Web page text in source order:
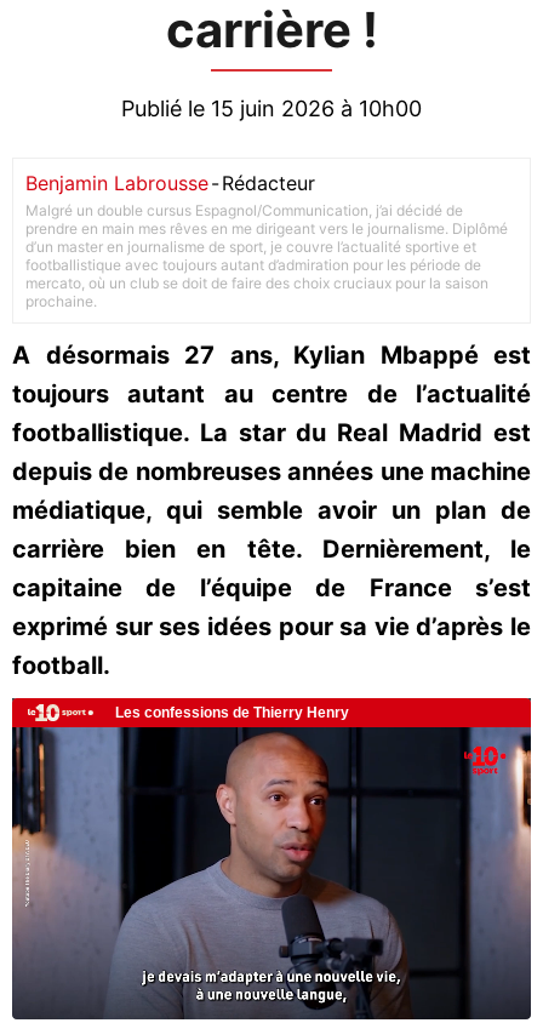
carrière !
Publié le 15 juin 2026 à 10h00
Benjamin Labrousse-Rédacteur
Malgré un double cursus Espagnol/Communication, j’ai décidé de
prendre en main mes rêves en me dirigeant vers le journalisme. Diplômé
d’un master en journalisme de sport, je couvre l’actualité sportive et
footballistique avec toujours autant d’admiration pour les période de
mercato, où un club se doit de faire des choix cruciaux pour la saison
prochaine.
A désormais 27 ans, Kylian Mbappé est
toujours autant au centre de l’actualité
footballistique. La star du Real Madrid est
depuis de nombreuses années une machine
médiatique, qui semble avoir un plan de
carrière bien en tête. Dernièrement, le
capitaine de l’équipe de France s’est
exprimé sur ses idées pour sa vie d’après le
football.